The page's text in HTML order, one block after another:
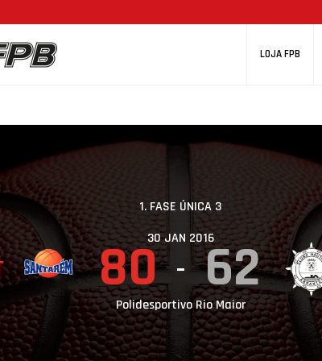
LOJA FPB
1. FASE ÚNICA 3
30 JAN 2016
80 62
Polidesportivo Rio Maior